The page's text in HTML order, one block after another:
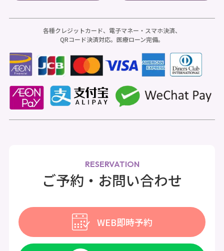
各種クレジットカード、電子マネー・スマホ決済、
QRコード決済対応。医療ローン完備。
RESERVATION
ご予約・お問い合わせ
WEB即時予約